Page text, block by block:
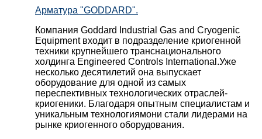
Арматура "GODDARD".
Компания Goddard Industrial Gas and Cryogenic
Equipment входит в подразделение криогенной
техники крупнейшего транснационального
холдинга Engineered Controls International.Уже
несколько десятилетий она выпускает
оборудование для одной из самых
переспективных технологических отраслей-
криогеники. Благодаря опытным специалистам и
уникальным технологиямони стали лидерами на
рынке криогенного оборудования.